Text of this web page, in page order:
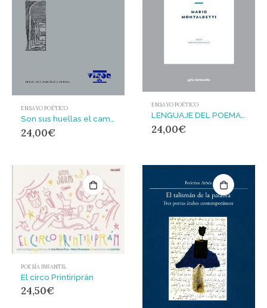
ENSAYO POÉTICO
Son sus huellas el camino : Antonio Machado en la memoria poética del siglo XX
24,00€
ENSAYO POÉTICO
24,00€
POESÍA INFANTIL
El circo Printiriprán
24,50€